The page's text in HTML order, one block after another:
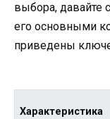
выбора, давайте
его основными
приведены
Характеристика